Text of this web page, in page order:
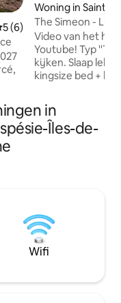
beoordeling
5 (6)
het
van
Woning in Saint-
The Simeon -
door Doorbed
Video van het
Youtube! Typ
kijken. Slaap lekker in je esdoorn JLM
kingsize bed +
porseleinen
Stonewood
ijdelheid. State-
biljartspel en een
onlangs
in
Îles-de-
Wifi